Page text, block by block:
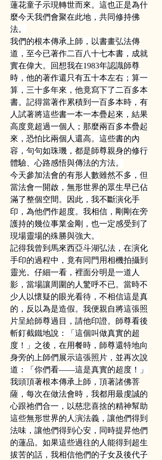
蓮花童子示現轉世而來。這也正是為什
麼今天我們會聚在此地，共同修持佛
法。
我們的根本傳承上師，以書畫弘法傳
道，至今已著作二百八十七本書，成就
實在偉大。回想我在1983年認識師尊
時，他的著作還只有五十本左右；算一
算，三十多年來，他竟寫下了二百多本
書。記得當著作累積到一百多本時，有
人試著將這些書一本一本疊起來，結果
高度竟超過一個人；那麼兩百多本疊起
來，恐怕比兩個人還高。這些書的內
容，句句如珠璣，都是師尊親身的修行
體驗、心路感悟與傳法的方法。
今天參加法會的有形人數雖然不多，但
當法會一開啟，無形世界的眾生早已佔
滿了整個空間。因此，我不斷演化手
印，為他們作超度。我相信，剛剛在旁
護持的幾位事業金剛，也一定感受到了
現場靈場的殊勝與強大。
記得我曾到馬來西亞斗湖弘法，在演化
手印的過程中，竟有同門用相機拍攝到
靈光。仔細一看，裡面分明是一道人
影，當場讓周圍的人驚呼不已。當時不
少人以懷疑的眼光看待，不相信這是真
的，反以為是造假。我便親自將這張照
片呈給師尊過目，請他印證。師尊看後
斬釘截鐵地說：「這個叫做真實的超
度！」之後，在用餐時，師尊還特地向
身旁的上師們展示這張照片，並再次說
道：「你們看——這是真實的超度！」
我頭頂著根本傳承上師，頂著諸佛菩
薩，每次在做法會時，我都用最虔誠的
心跟祂們合一，以慈悲喜捨的精神幫助
這些無形世界的人演法義，讓他們得到
法味，讓他們得到心安，同時提昇他們
的蓮品。如果這些過往的人能得到超生
拔苦的話，我相信他們的子女及後代子